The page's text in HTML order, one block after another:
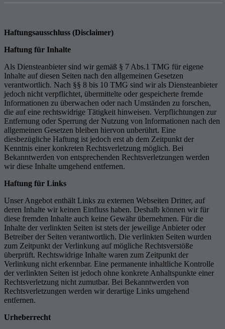
Haftungsausschluss (Disclaimer)
Haftung für Inhalte
Als Diensteanbieter sind wir gemäß § 7 Abs.1 TMG für eigene
Inhalte auf diesen Seiten nach den allgemeinen Gesetzen
verantwortlich. Nach §§ 8 bis 10 TMG sind wir als Diensteanbieter
jedoch nicht verpflichtet, übermittelte oder gespeicherte fremde
Informationen zu überwachen oder nach Umständen zu forschen,
die auf eine rechtswidrige Tätigkeit hinweisen. Verpflichtungen zur
Entfernung oder Sperrung der Nutzung von Informationen nach den
allgemeinen Gesetzen bleiben hiervon unberührt. Eine
diesbezügliche Haftung ist jedoch erst ab dem Zeitpunkt der
Kenntnis einer konkreten Rechtsverletzung möglich. Bei
Bekanntwerden von entsprechenden Rechtsverletzungen werden
wir diese Inhalte umgehend entfernen.
Haftung für Links
Unser Angebot enthält Links zu externen Webseiten Dritter, auf
deren Inhalte wir keinen Einfluss haben. Deshalb können wir für
diese fremden Inhalte auch keine Gewähr übernehmen. Für die
Inhalte der verlinkten Seiten ist stets der jeweilige Anbieter oder
Betreiber der Seiten verantwortlich. Die verlinkten Seiten wurden
zum Zeitpunkt der Verlinkung auf mögliche Rechtsverstöße
überprüft. Rechtswidrige Inhalte waren zum Zeitpunkt der
Verlinkung nicht erkennbar. Eine permanente inhaltliche Kontrolle
der verlinkten Seiten ist jedoch ohne konkrete Anhaltspunkte einer
Rechtsverletzung nicht zumutbar. Bei Bekanntwerden von
Rechtsverletzungen werden wir derartige Links umgehend
entfernen.
Urheberrecht